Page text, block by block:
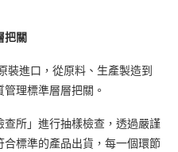
把關
裝進口，從原料、生產製造到
理標準層層把關。
所」進行抽樣檢查，透過嚴謹
標準的產品出貨，每一個環節